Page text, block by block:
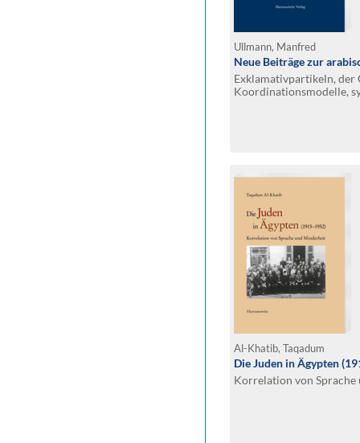
Ullmann, Manfred
Neue Beiträge zur
Exklamativpartikeln, der
Koordinationsmodelle,
Al-Khatib, Taqadum
Die Juden in Ägypten
Korrelation von